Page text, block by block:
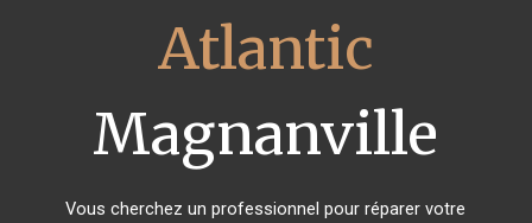
Atlantic
Magnanville
Vous cherchez un professionnel pour réparer votre